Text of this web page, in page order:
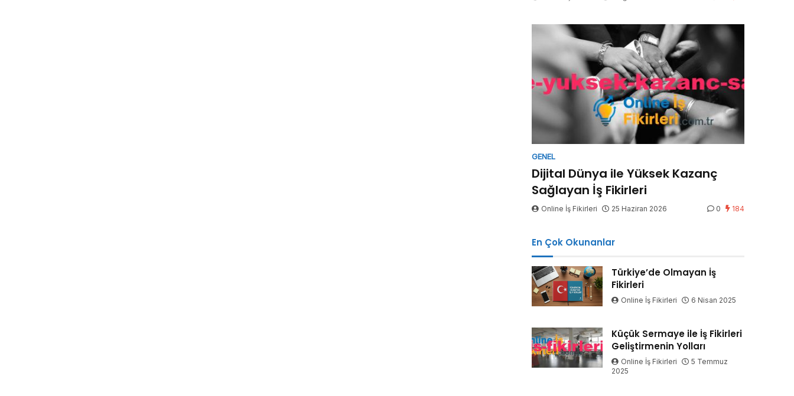
GENEL
Dijital Dünya ile Yüksek Kazanç
Sağlayan İş Fikirleri
Online İş Fikirleri 25 Haziran 2026 0 184
En Çok Okunanlar
Türkiye’de Olmayan İş
Fikirleri
Online İş Fikirleri 6 Nisan 2025
Küçük Sermaye ile İş Fikirleri
Geliştirmenin Yolları
Online İş Fikirleri
5 Temmuz
2025